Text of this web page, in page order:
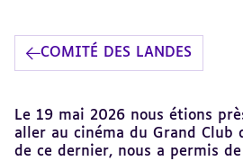
COMITÉ DES LANDES
Le 19 mai 2026 nous étions
aller au cinéma du Grand Club
de ce dernier, nous a permis
au
sommaire